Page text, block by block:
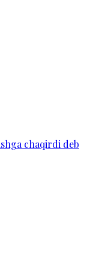
chaqirdi deb